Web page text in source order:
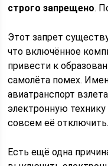
строго запрещено.
Этот запрет
что включённое
привести к
самолёта помех.
авиатранспорт
электронную
совсем её отключить.
Есть ещё одна